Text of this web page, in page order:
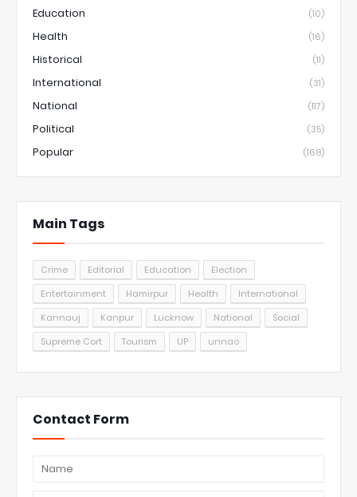
Education (10)
Health (16)
Historical (11)
International (31)
National (117)
Political (35)
Popular (168)
Main Tags
Crime Editorial Education
Election
Entertainment
Hamirpur Health
International
Kannauj
Kanpur Lucknow National
Social
Supreme Cort
Tourism UP unnao
Contact Form